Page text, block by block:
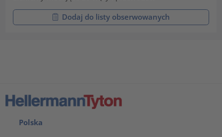
Dodaj do listy obserwowanych
Polska